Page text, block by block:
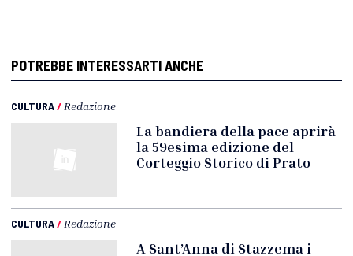
POTREBBE INTERESSARTI ANCHE
CULTURA/ Redazione
La bandiera della pace aprirà
la 59esima edizione del
Corteggio Storico di Prato
CULTURA/ Redazione
A Sant’Anna di Stazzema i